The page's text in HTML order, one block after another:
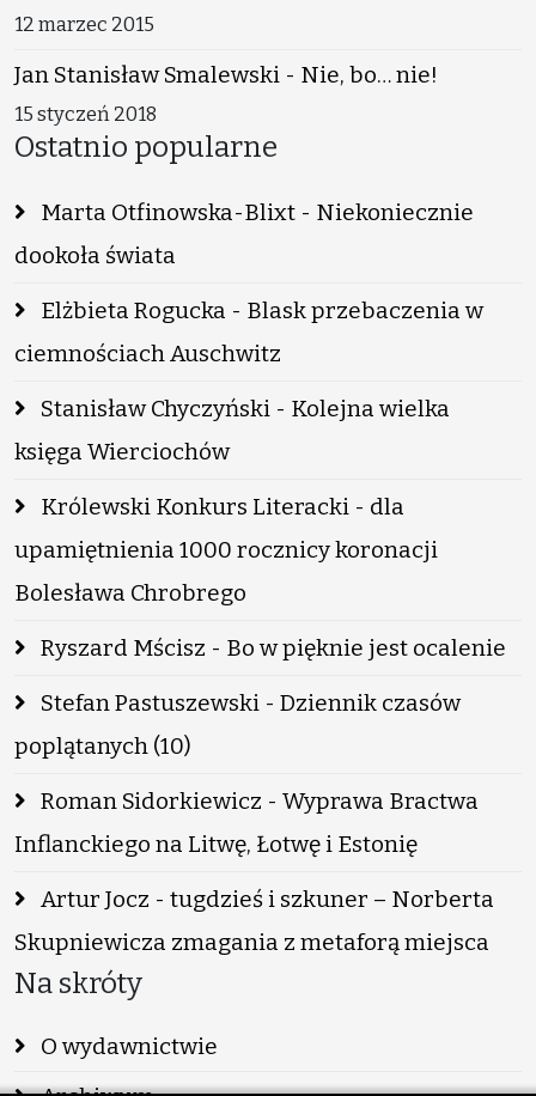
12 marzec 2015
Jan Stanisław Smalewski - Nie, bo… nie!
15 styczeń 2018
Ostatnio popularne
Marta Otfinowska-Blixt - Niekoniecznie
dookoła świata
Elżbieta Rogucka - Blask przebaczenia w
ciemnościach Auschwitz
Stanisław Chyczyński - Kolejna wielka
księga Wierciochów
Królewski Konkurs Literacki - dla
upamiętnienia 1000 rocznicy koronacji
Bolesława Chrobrego
Ryszard Mścisz - Bo w pięknie jest ocalenie
Stefan Pastuszewski - Dziennik czasów
poplątanych (10)
Roman Sidorkiewicz - Wyprawa Bractwa
Inflanckiego na Litwę, Łotwę i Estonię
Artur Jocz - tugdzieś i szkuner – Norberta
Skupniewicza zmagania z metaforą miejsca
Na skróty
O wydawnictwie